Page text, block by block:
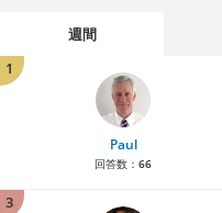
週間
1
Paul
回答数： 66
3